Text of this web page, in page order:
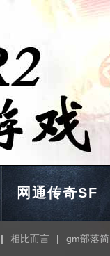
网通传奇SF
| 相比而言 | gm部落简